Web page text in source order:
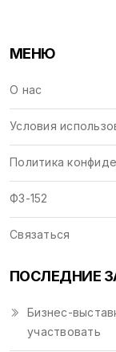
МЕНЮ
О нас
Условия
Политика
ФЗ-152
Связаться
ПОСЛЕДНИЕ
Бизнес-
участвовать